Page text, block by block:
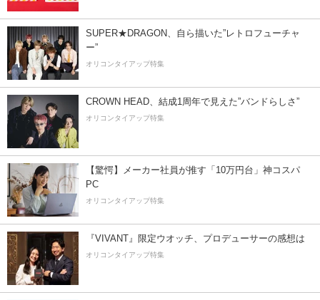
SUPER★DRAGON、自ら描いた”レトロフューチャ
ー”
オリコンタイアップ特集
CROWN HEAD、結成1周年で見えた”バンドらしさ”
オリコンタイアップ特集
【驚愕】メーカー社員が推す「10万円台」神コスパ
PC
オリコンタイアップ特集
『VIVANT』限定ウオッチ、プロデューサーの感想は
オリコンタイアップ特集